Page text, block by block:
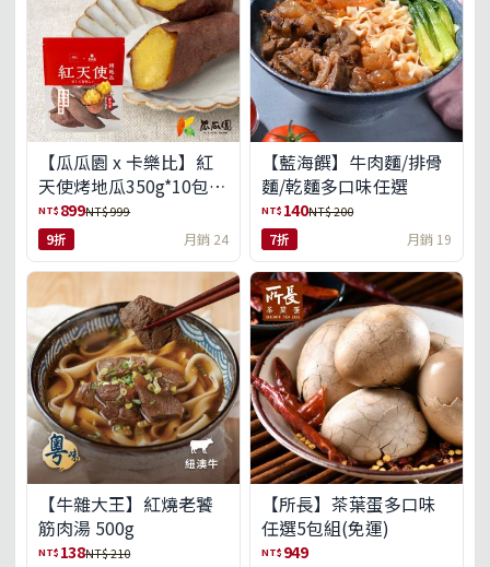
【瓜瓜園 x 卡樂比】紅
天使烤地瓜350g*10包
(免運組)
NT$ 899NT$ 999
9折 月銷 24
【藍海饌】牛肉麵/排骨
麵/乾麵多口味任選
NT$ 140NT$ 200
7折 月銷 19
【牛雜大王】紅燒老饕
筋肉湯 500g
NT$ 138NT$ 210
【所長】茶葉蛋多口味
任選5包組(免運)
NT$ 949